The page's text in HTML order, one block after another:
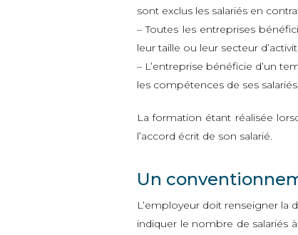
sont exclus les salariés en
– Toutes les entreprises
leur taille ou leur secteur
– L’entreprise bénéficie d’un
les compétences de ses salariés.
La formation étant réalisée
l’accord écrit de son salarié.
Un
L’employeur doit renseigner
indiquer le nombre de salariés